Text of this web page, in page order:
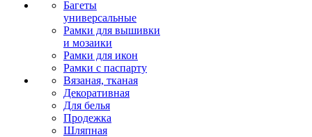
Багеты
универсальные
Рамки для вышивки
и мозаики
Рамки для икон
Рамки с паспарту
Вязаная, тканая
Декоративная
Для белья
Продежка
Шляпная